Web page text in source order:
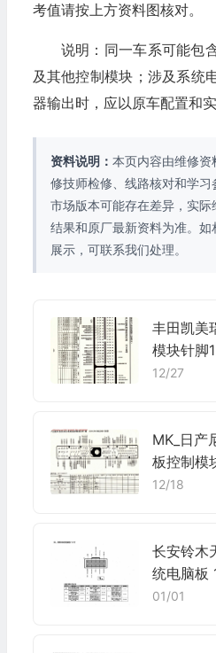
考值请按上方资料图核对。
说明：同一车系可能包
及其他控制模块；涉及系统
器输出时，应以原车配置和实
资料说明： 本页内容由维修资
修技师检修、线路核对和学
市场版本可能存在差异，实
结果和原厂最新资料为准。
展示，可联系我们处理。
丰田凯美
模块针脚
12/27
MK_日产
板控制模
+6+36针
12/18
长安铃木
统电脑板
01/01